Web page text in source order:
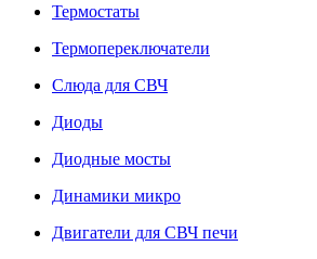
Термостаты
Термопереключатели
Слюда для СВЧ
Диоды
Диодные мосты
Динамики микро
Двигатели для СВЧ печи